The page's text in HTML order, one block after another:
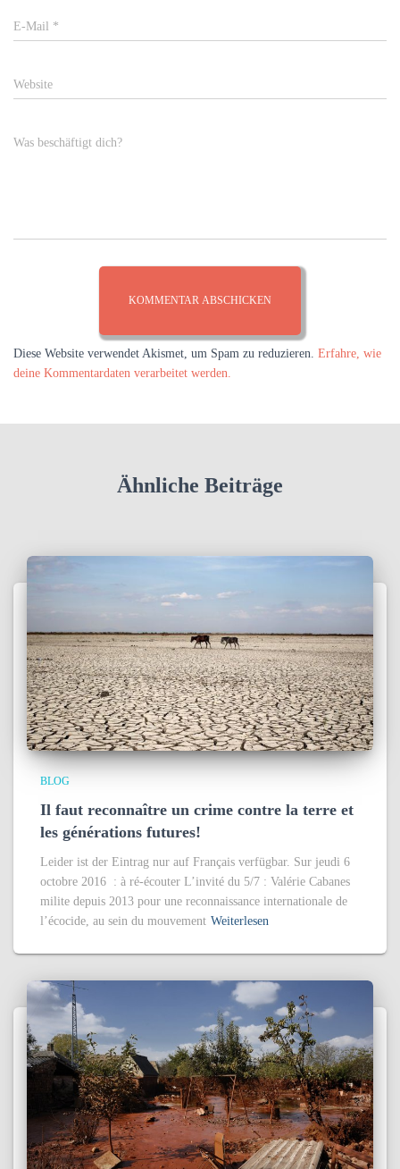
E-Mail *
Website
Was beschäftigt dich?
Diese Website verwendet Akismet, um Spam zu reduzieren. Erfahre, wie
deine Kommentardaten verarbeitet werden.
Ähnliche Beiträge
BLOG
Il faut reconnaître un crime contre la terre et
les générations futures!
Leider ist der Eintrag nur auf Français verfügbar. Sur jeudi 6
octobre 2016 : à ré-écouter L’invité du 5/7 : Valérie Cabanes
milite depuis 2013 pour une reconnaissance internationale de
l’écocide, au sein du mouvement Weiterlesen